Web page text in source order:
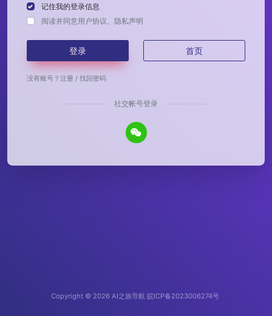
记住我的登录信息
阅读并同意用户协议 隐私声明
登录 首页
没有账号？ 注册 / 找回密码
社交帐号登录
Copyright © 2026 AI之旅导航 皖ICP备2023006274号